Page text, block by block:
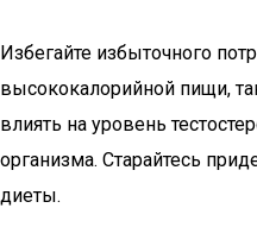
Избегайте избыточного
высококалорийной пищи,
влиять на уровень
организма. Старайтесь
диеты.